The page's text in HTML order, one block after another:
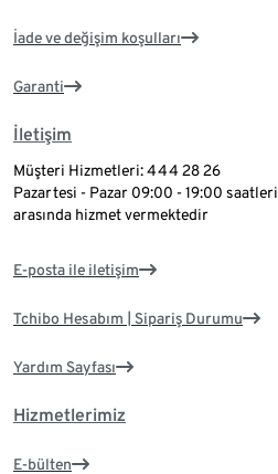
İade ve değişim koşulları
Garanti
İletişim
Müşteri Hizmetleri: 444 28 26
Pazartesi - Pazar 09:00 - 19:00 saatleri
arasında hizmet vermektedir
E-posta ile iletişim
Tchibo Hesabım | Sipariş Durumu
Yardım Sayfası
Hizmetlerimiz
E-bülten